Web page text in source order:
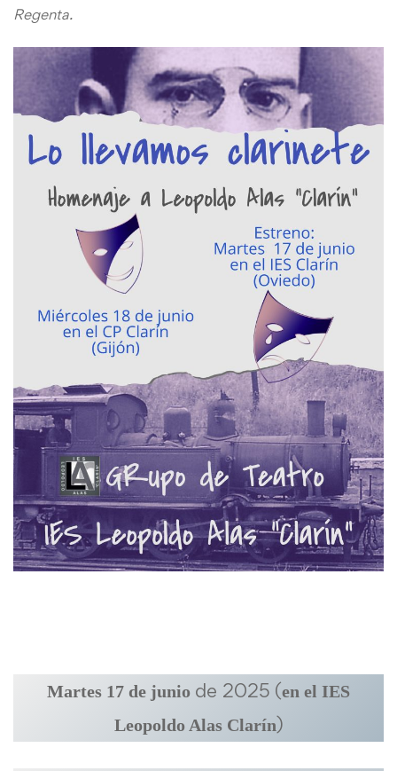
Regenta.
Martes 17 de junio de 2025 (en el IES
Leopoldo Alas Clarín)